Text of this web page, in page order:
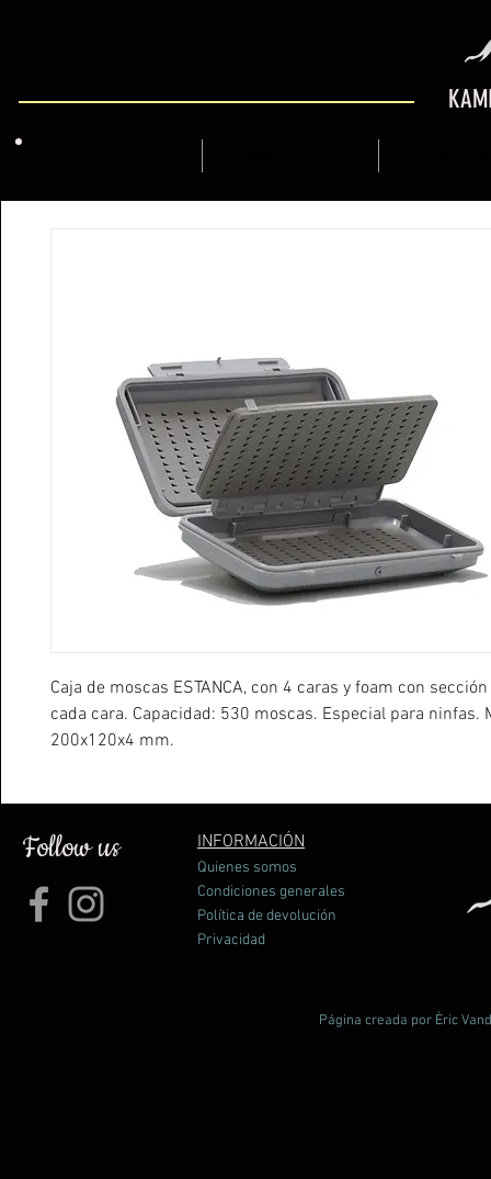
Caja de moscas ESTANCA, con 4 caras y foam con
cada cara. Capacidad: 530 moscas. Especial para ninfas.
200x120x4 mm.
Follow us INFORMACIÓN
Quienes somos
Condiciones generales
Política de devolución
Privacidad
Página creada por Èric